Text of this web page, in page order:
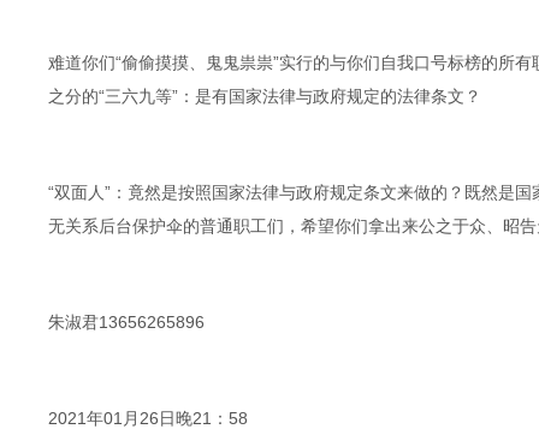
难道你们“偷偷摸摸、鬼鬼祟祟”实行的与你们自我口号标榜的所
之分的“三六九等”：是有国家法律与政府规定的法律条文？
“双面人”：竟然是按照国家法律与政府规定条文来做的？既然是
无关系后台保护伞的普通职工们，希望你们拿出来公之于众、昭
朱淑君13656265896
2021年01月26日晚21：58